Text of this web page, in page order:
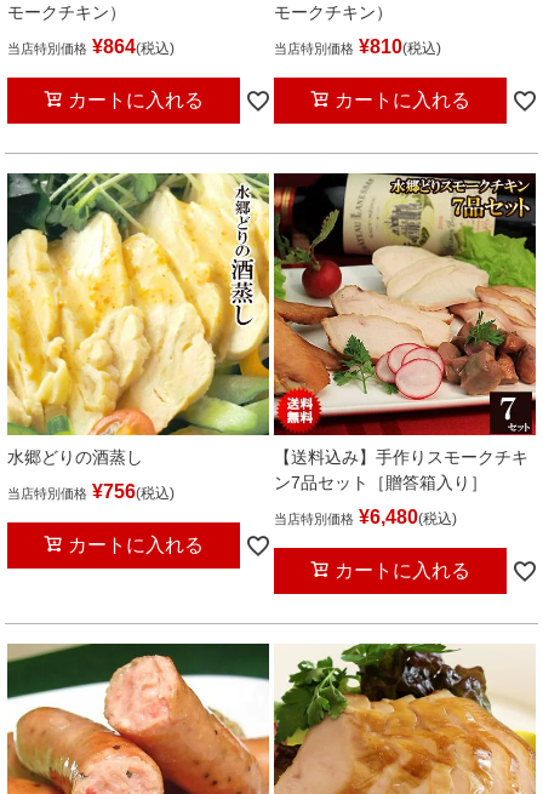
モークチキン）
当店特別価格 ¥864 税込
カートに入れる
モークチキン）
当店特別価格 ¥810 税込
カートに入れる
水郷どりの酒蒸し
当店特別価格 ¥756 税込
カートに入れる
【送料込み】手作りスモークチキ
ン7品セット［贈答箱入り］
当店特別価格 ¥6,480 税込
カートに入れる